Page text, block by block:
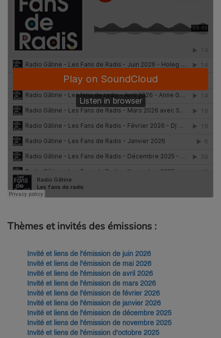
Thèmes et invités des émissions :
Invité et liens de l'émission de juin 2026
Invité et liens de l'émission de mai 2026
Invité et liens de l'émission de avril 2026
Invité et liens de l'émission de mars 2026
Invité et liens de l'émission de février 2026
Invité et liens de l'émission de janvier 2026
Invité et liens de l'émission de décembre 2025
Invité et liens de l'émission de novembre 2025
Invité et liens de l'émission d'octobre 2025